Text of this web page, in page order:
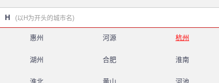
H (以H为开头的城市名)
惠州 河源 杭州
湖州 合肥 淮南